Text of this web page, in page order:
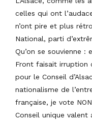
celles qui ont
n’ont pire et plus
National, parti
Qu’on se souvienne :
Front faisait irruption
pour le Conseil
nationalisme de
française, je vote
Conseil unique